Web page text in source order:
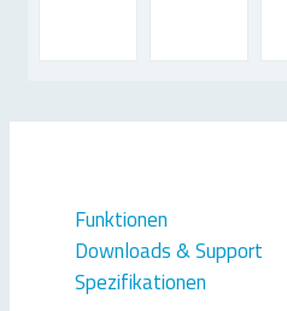
Funktionen
Downloads & Support
Spezifikationen